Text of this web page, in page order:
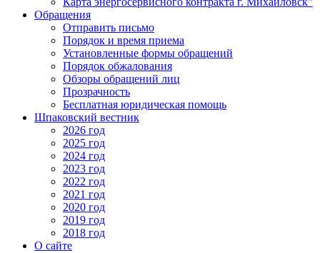
Обращения
Отправить письмо
Порядок и время приема
Установленные формы обращений
Порядок обжалования
Обзоры обращений лиц
Прозрачность
Бесплатная юридическая помощь
Шпаковский вестник
2026 год
2025 год
2024 год
2023 год
2022 год
2021 год
2020 год
2019 год
2018 год
О сайте